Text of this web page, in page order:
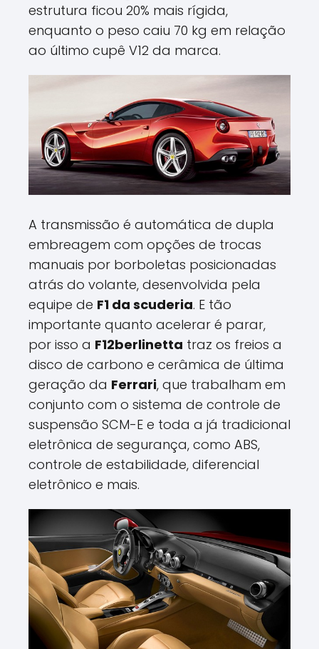
estrutura ficou 20% mais rígida,
enquanto o peso caiu 70 kg em relação
ao último cupê V12 da marca.
A transmissão é automática de dupla
embreagem com opções de trocas
manuais por borboletas posicionadas
atrás do volante, desenvolvida pela
equipe de F1 da scuderia. E tão
importante quanto acelerar é parar,
por isso a F12berlinetta traz os freios a
disco de carbono e cerâmica de última
geração da Ferrari, que trabalham em
conjunto com o sistema de controle de
suspensão SCM-E e toda a já tradicional
eletrônica de segurança, como ABS,
controle de estabilidade, diferencial
eletrônico e mais.